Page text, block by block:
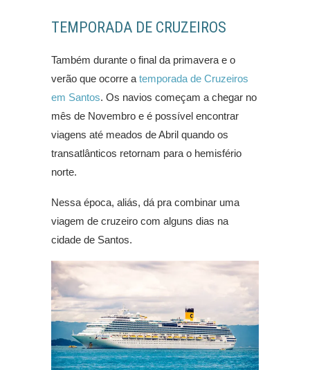
TEMPORADA DE CRUZEIROS
Também durante o final da primavera e o
verão que ocorre a temporada de Cruzeiros
em Santos. Os navios começam a chegar no
mês de Novembro e é possível encontrar
viagens até meados de Abril quando os
transatlânticos retornam para o hemisfério
norte.
Nessa época, aliás, dá pra combinar uma
viagem de cruzeiro com alguns dias na
cidade de Santos.